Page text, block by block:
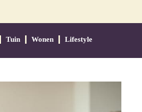
Tuin Wonen Lifestyle